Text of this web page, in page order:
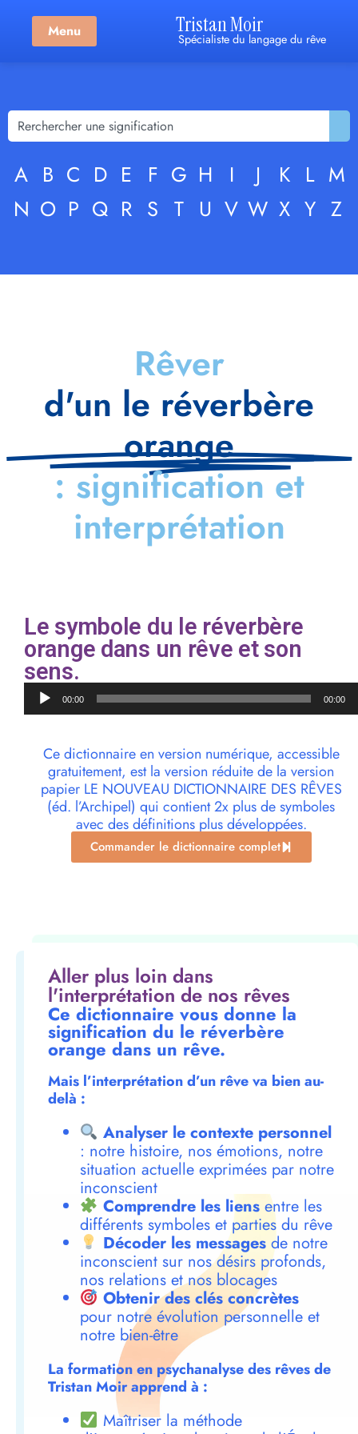
Menu Tristan Moir
Spécialiste du langage du rêve
A B C D E F G H I J K L M
N O P Q R S T U V W X Y Z
Rêver
d'un le réverbère
orange
: signification et
interprétation
Le symbole du le réverbère
orange dans un rêve et son
sens.
Lecteur
audio00:00 00:00
Ce dictionnaire en version numérique, accessible
gratuitement, est la version réduite de la version
papier LE NOUVEAU DICTIONNAIRE DES RÊVES
(éd. l’Archipel) qui contient 2x plus de symboles
avec des définitions plus développées.
Commander le dictionnaire complet
Aller plus loin dans
l'interprétation de nos rêves
Ce dictionnaire vous donne la
signification du le réverbère
orange dans un rêve.
Mais l’interprétation d’un rêve va bien au-
delà :
Analyser le contexte personnel
: notre histoire, nos émotions, notre
situation actuelle exprimées par notre
inconscient
Comprendre les liensentre les
différents symboles et parties du rêve
Décoder les messagesde notre
inconscient sur nos désirs profonds,
nos relations et nos blocages
Obtenir des clés concrètes
pour notre évolution personnelle et
notre bien-être
La formation en psychanalyse des rêves de
Tristan Moir apprend à :
Maîtriser la méthode